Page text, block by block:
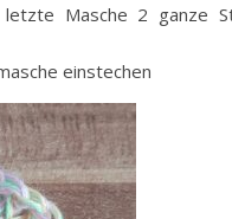
Masche 2 ganze
einstechen